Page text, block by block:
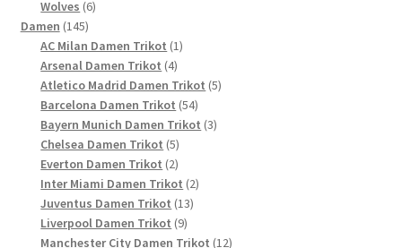
Wolves 66
Damen 145145
Produkte
AC Milan Damen Trikot 11
Arsenal Damen Trikot 44
Produkte
Atletico Madrid Damen Trikot 55
Barcelona Damen Trikot 5454
Produkte
Bayern Munich Damen Trikot 33
Chelsea Damen Trikot 55
Produkte
Everton Damen Trikot 22
Produkte
Inter Miami Damen Trikot 22
Juventus Damen Trikot 1313
Liverpool Damen Trikot 99
Produkte
Manchester City Damen Trikot 1212